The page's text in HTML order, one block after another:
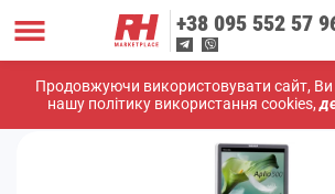
Продовжуючи використовувати сайт,
нашу політику використання cookies,
+38 095 552 57
Головна/УЗД Апарати/Toshiba /УЗД
Aplio 500